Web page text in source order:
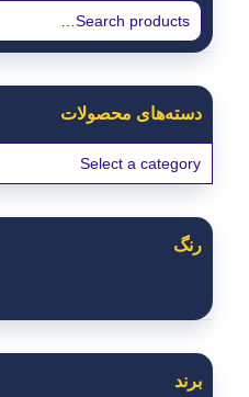
دسته‌های محصولات
رنگ
برند